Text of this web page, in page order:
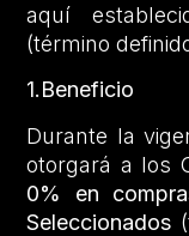
aquí
(término
1.Beneficio
Durante la
otorgará a los
0% en
Seleccionados